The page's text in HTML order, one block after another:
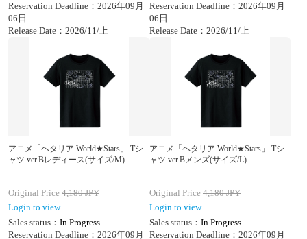
Reservation Deadline：2026年09月
06日
Release Date：2026/11/上
Reservation Deadline：2026年09月
06日
Release Date：2026/11/上
アニメ「ヘタリア World★Stars」 Tシ
ャツ ver.Bレディース(サイズ/M)
Original Price 4,180JPY
Login to view
Sales status： In Progress
Reservation Deadline：2026年09月
アニメ「ヘタリア World★Stars」 Tシ
ャツ ver.Bメンズ(サイズ/L)
Original Price 4,180JPY
Login to view
Sales status： In Progress
Reservation Deadline：2026年09月